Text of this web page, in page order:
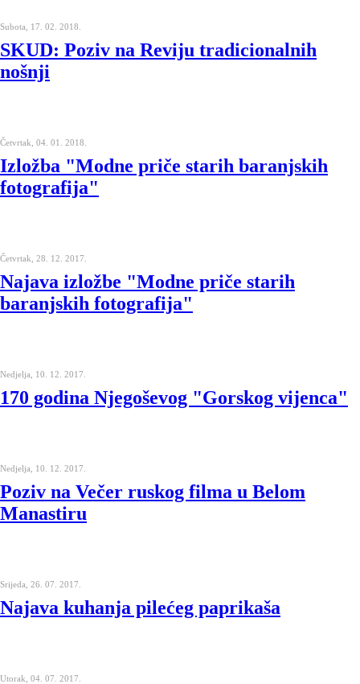
Subota, 17. 02. 2018.
SKUD: Poziv na Reviju tradicionalnih
nošnji
Četvrtak, 04. 01. 2018.
Izložba "Modne priče starih baranjskih
fotografija"
Četvrtak, 28. 12. 2017.
Najava izložbe "Modne priče starih
baranjskih fotografija"
Nedjelja, 10. 12. 2017.
170 godina Njegoševog "Gorskog vijenca"
Nedjelja, 10. 12. 2017.
Poziv na Večer ruskog filma u Belom
Manastiru
Srijeda, 26. 07. 2017.
Najava kuhanja pilećeg paprikaša
Utorak, 04. 07. 2017.